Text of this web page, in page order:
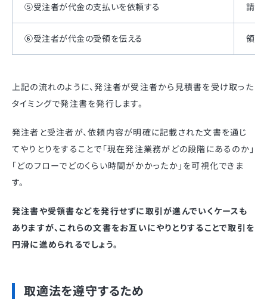
⑤受注者が代金の支払いを依頼する 請求
⑥受注者が代金の受領を伝える 領収
上記の流れのように、発注者が受注者から見積書を受け取った
タイミングで発注書を発行します。
発注者と受注者が、依頼内容が明確に記載された文書を通じ
てやりとりをすることで「現在発注業務がどの段階にあるのか」
「どのフローでどのくらい時間がかかったか」を可視化できま
す。
発注書や受領書などを発行せずに取引が進んでいくケースも
ありますが、これらの文書をお互いにやりとりすることで取引を
円滑に進められるでしょう。
取適法を遵守するため